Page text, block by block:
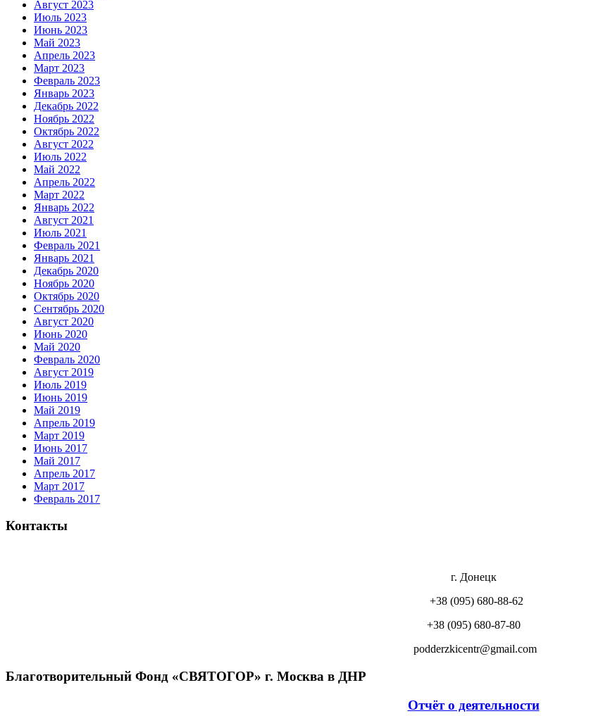
Август 2023
Июль 2023
Июнь 2023
Май 2023
Апрель 2023
Март 2023
Февраль 2023
Январь 2023
Декабрь 2022
Ноябрь 2022
Октябрь 2022
Август 2022
Июль 2022
Май 2022
Апрель 2022
Март 2022
Январь 2022
Август 2021
Июль 2021
Февраль 2021
Январь 2021
Декабрь 2020
Ноябрь 2020
Октябрь 2020
Сентябрь 2020
Август 2020
Июнь 2020
Май 2020
Февраль 2020
Август 2019
Июль 2019
Июнь 2019
Май 2019
Апрель 2019
Март 2019
Июнь 2017
Май 2017
Апрель 2017
Март 2017
Февраль 2017
Контакты
г. Донецк
+38 (095) 680-88-62
+38 (095) 680-87-80
podderzkicentr@gmail.com
Благотворительный Фонд «СВЯТОГОР» г. Москва в ДНР
Отчёт о деятельности